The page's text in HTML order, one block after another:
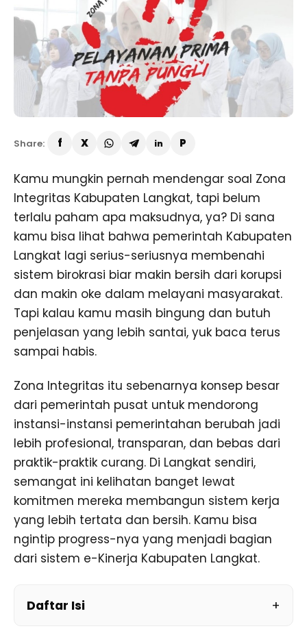
Share:
Kamu mungkin pernah mendengar soal Zona
Integritas Kabupaten Langkat, tapi belum
terlalu paham apa maksudnya, ya? Di sana
kamu bisa lihat bahwa pemerintah Kabupaten
Langkat lagi serius-seriusnya membenahi
sistem birokrasi biar makin bersih dari korupsi
dan makin oke dalam melayani masyarakat.
Tapi kalau kamu masih bingung dan butuh
penjelasan yang lebih santai, yuk baca terus
sampai habis.
Zona Integritas itu sebenarnya konsep besar
dari pemerintah pusat untuk mendorong
instansi-instansi pemerintahan berubah jadi
lebih profesional, transparan, dan bebas dari
praktik-praktik curang. Di Langkat sendiri,
semangat ini kelihatan banget lewat
komitmen mereka membangun sistem kerja
yang lebih tertata dan bersih. Kamu bisa
ngintip progress-nya yang menjadi bagian
dari sistem e-Kinerja Kabupaten Langkat.
Daftar Isi